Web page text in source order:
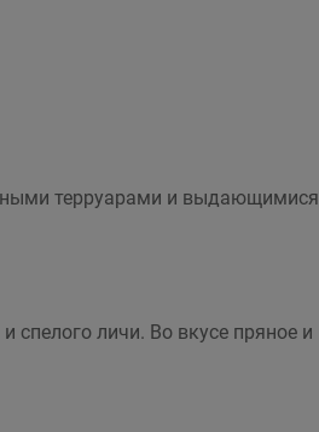
терруарами и выдающимися
спелого личи. Во вкусе пряное и